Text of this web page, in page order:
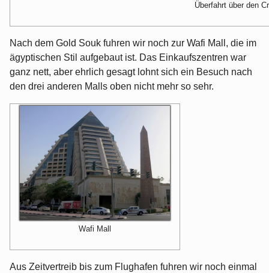
Überfahrt über den
Nach dem Gold Souk fuhren wir noch zur Wafi Mall, die im
ägyptischen Stil aufgebaut ist. Das Einkaufszentren war
ganz nett, aber ehrlich gesagt lohnt sich ein Besuch nach
den drei anderen Malls oben nicht mehr so sehr.
Wafi Mall
Aus Zeitvertreib bis zum Flughafen fuhren wir noch einmal